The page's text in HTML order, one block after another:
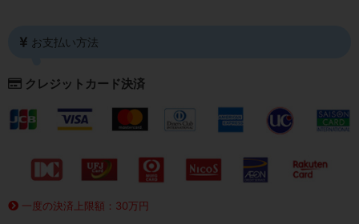
お支払い方法
クレジットカード決済
一度の決済上限額：30万円